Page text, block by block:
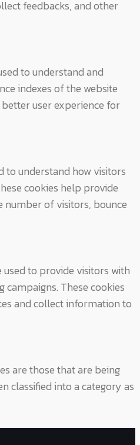
feedbacks, and other
to understand and
indexes of the website
user experience for
to understand how visitors
cookies help provide
of visitors, bounce
to provide visitors with
These cookies
and collect information to
are those that are being
classified into a category as